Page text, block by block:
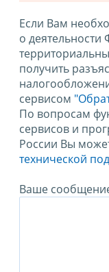
Если Вам
о
получить
сервисом
По вопросам
сервисов и
России Вы
технической
Ваше